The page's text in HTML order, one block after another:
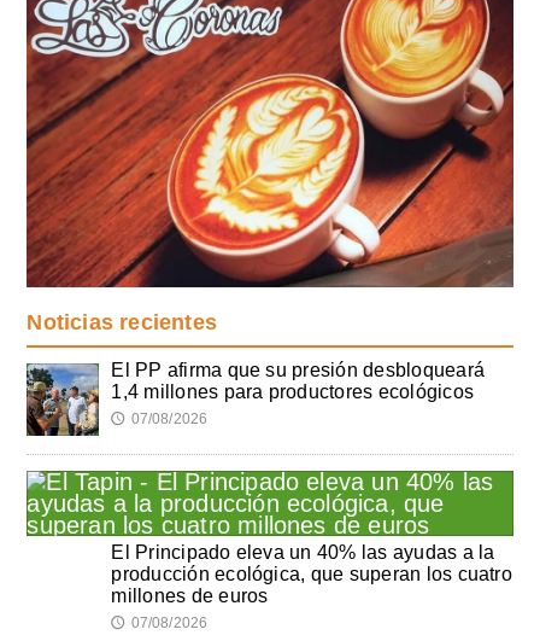
Noticias recientes
El PP afirma que su presión desbloqueará
1,4 millones para productores ecológicos
🕔 07/08/2026
El Principado eleva un 40% las ayudas a la
producción ecológica, que superan los cuatro
millones de euros
🕔 07/08/2026